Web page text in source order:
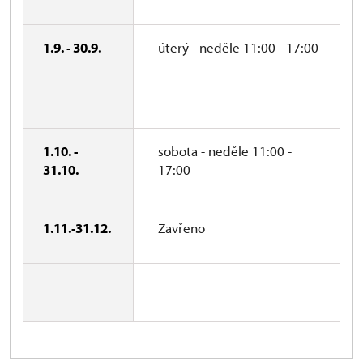
1.9. - 30.9. úterý - neděle 11:00 - 17:00
1.10. -
31.10.
sobota - neděle 11:00 -
17:00
1.11.-31.12. Zavřeno